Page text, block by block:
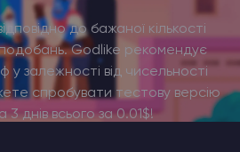
до бажаноï кількості
Godlike рекомендує
залежності від чисельності
спробувати тестову версію
днів всього за 0.01$!